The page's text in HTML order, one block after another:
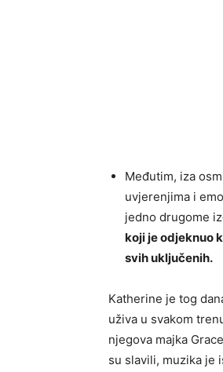
Međutim, iza
uvjerenjima i
jedno drugome
koji je odjeknuo
svih uključenih.
Katherine je tog
uživa u svakom
njegova majka
su slavili, muzika je